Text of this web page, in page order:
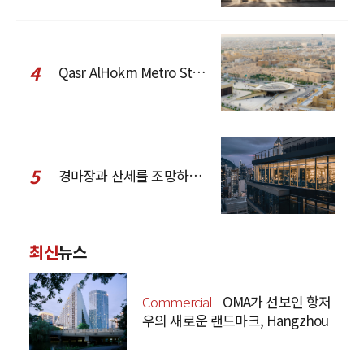
4 Qasr AlHokm Metro Station, 구도심과 현대 공공 인프라의 접점을 제안하다
5 경마장과 산세를 조망하는 CCD Hong Kong Creative Center
최신뉴스
Commercial OMA가 선보인 항저
우의 새로운 랜드마크, Hangzhou